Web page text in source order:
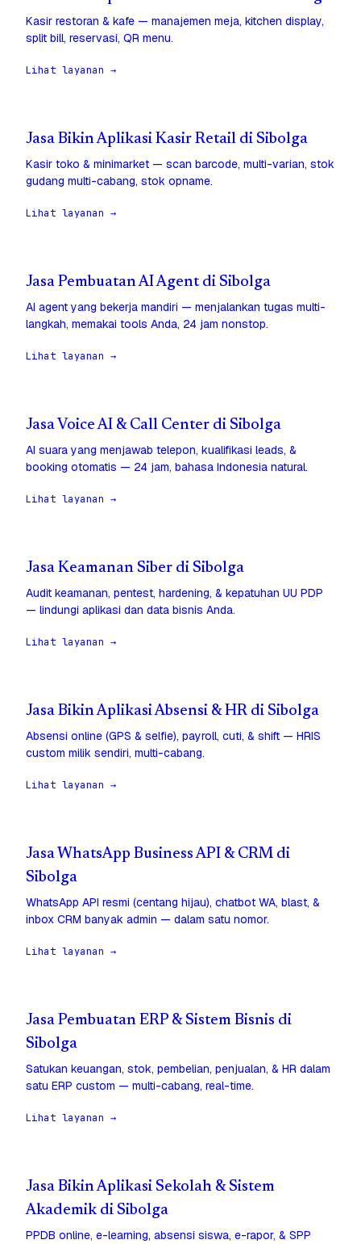
Kasir restoran & kafe — manajemen meja, kitchen display,
split bill, reservasi, QR menu.
Lihat layanan →
Jasa Bikin Aplikasi Kasir Retail di Sibolga
Kasir toko & minimarket — scan barcode, multi-varian, stok
gudang multi-cabang, stok opname.
Lihat layanan →
Jasa Pembuatan AI Agent di Sibolga
AI agent yang bekerja mandiri — menjalankan tugas multi-
langkah, memakai tools Anda, 24 jam nonstop.
Lihat layanan →
Jasa Voice AI & Call Center di Sibolga
AI suara yang menjawab telepon, kualifikasi leads, &
booking otomatis — 24 jam, bahasa Indonesia natural.
Lihat layanan →
Jasa Keamanan Siber di Sibolga
Audit keamanan, pentest, hardening, & kepatuhan UU PDP
— lindungi aplikasi dan data bisnis Anda.
Lihat layanan →
Jasa Bikin Aplikasi Absensi & HR di Sibolga
Absensi online (GPS & selfie), payroll, cuti, & shift — HRIS
custom milik sendiri, multi-cabang.
Lihat layanan →
Jasa WhatsApp Business API & CRM di
Sibolga
WhatsApp API resmi (centang hijau), chatbot WA, blast, &
inbox CRM banyak admin — dalam satu nomor.
Lihat layanan →
Jasa Pembuatan ERP & Sistem Bisnis di
Sibolga
Satukan keuangan, stok, pembelian, penjualan, & HR dalam
satu ERP custom — multi-cabang, real-time.
Lihat layanan →
Jasa Bikin Aplikasi Sekolah & Sistem
Akademik di Sibolga
PPDB online, e-learning, absensi siswa, e-rapor, & SPP